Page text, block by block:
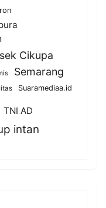
Cikupa
Semarang
Suaramediaa.id
TNI AD
intan